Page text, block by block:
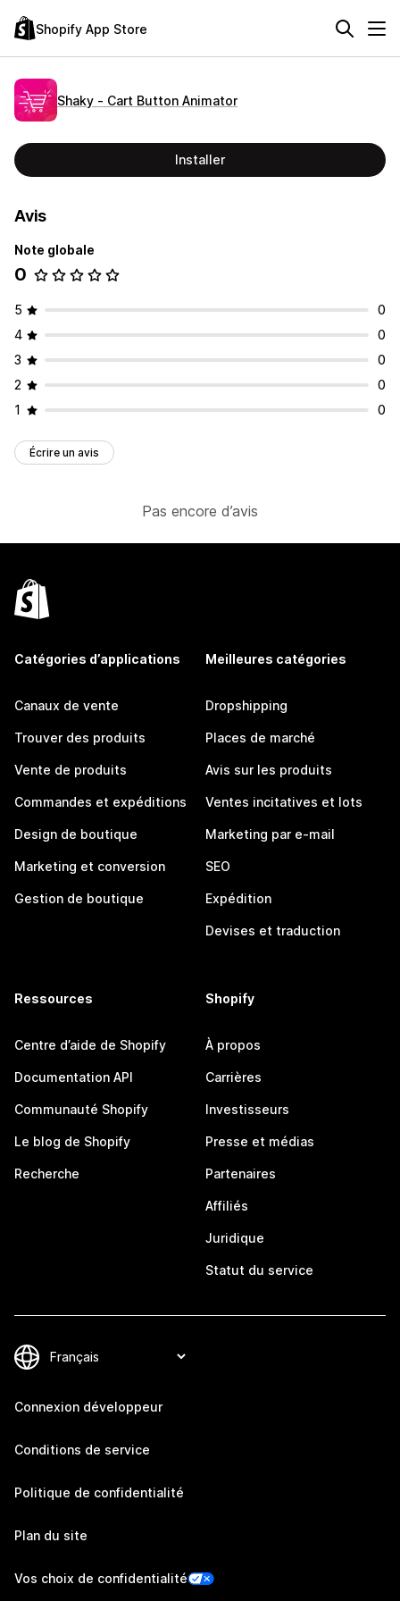
Shopify App Store
Shaky ‑ Cart Button Animator
Installer
Avis
Note globale
0
5
0
4
0
3
0
2
0
1
0
Écrire un avis
Pas encore d’avis
Catégories d’applications
Canaux de vente
Trouver des produits
Vente de produits
Commandes et expéditions
Design de boutique
Marketing et conversion
Gestion de boutique
Meilleures catégories
Dropshipping
Places de marché
Avis sur les produits
Ventes incitatives et lots
Marketing par e-mail
SEO
Expédition
Devises et traduction
Ressources
Centre d’aide de Shopify
Documentation API
Communauté Shopify
Le blog de Shopify
Recherche
Shopify
À propos
Carrières
Investisseurs
Presse et médias
Partenaires
Affiliés
Juridique
Statut du service
Connexion développeur
Conditions de service
Politique de confidentialité
Plan du site
Vos choix de confidentialité